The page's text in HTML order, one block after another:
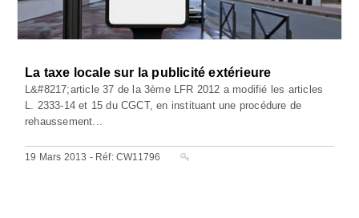
La taxe locale sur la publicité extérieure
L&#8217;article 37 de la 3ème LFR 2012 a modifié les articles
L. 2333-14 et 15 du CGCT, en instituant une procédure de
rehaussement...
19 Mars 2013 - Réf: CW11796